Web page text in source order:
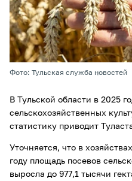
Фото: Тульская служба новостей
В Тульской области в 2025
сельскохозяйственных
статистику приводит
Уточняется, что в
году площадь посевов
выросла до 977,1 тысячи